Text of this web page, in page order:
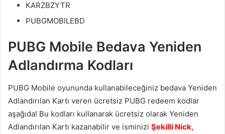
KARZBZYTR
PUBGMOBILEBD
PUBG Mobile Bedava Yeniden
Adlandırma Kodları
PUBG Mobile oyununda kullanabileceğiniz bedava Yeniden
Adlandırılan Kartı veren ücretsiz PUBG redeem kodlar
aşağıda! Bu kodları kullanarak ücretsiz olarak Yeniden
Adlandırılan Kartı kazanabilir ve isminizi Şekilli Nick,